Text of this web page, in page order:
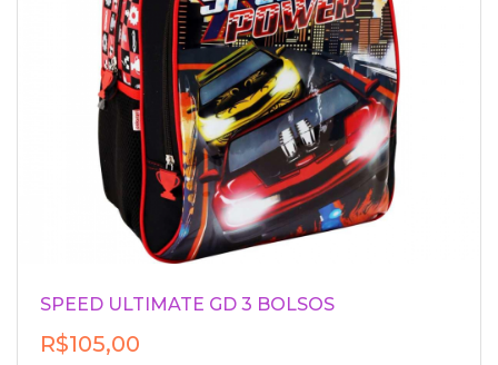
SPEED ULTIMATE GD 3 BOLSOS
R$105,00